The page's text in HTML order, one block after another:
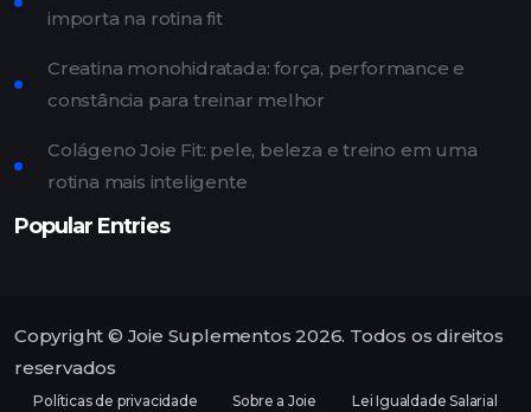
importa na rotina fit
Creatina monohidratada: força, performance e
constância para treinar melhor
Colágeno Joie Fit: pele, beleza e treino em uma
rotina mais inteligente
Popular Entries
Copyright © Joie Suplementos 2026. Todos os direitos
reservados
Políticas de privacidade Sobre a Joie Lei Igualdade Salarial